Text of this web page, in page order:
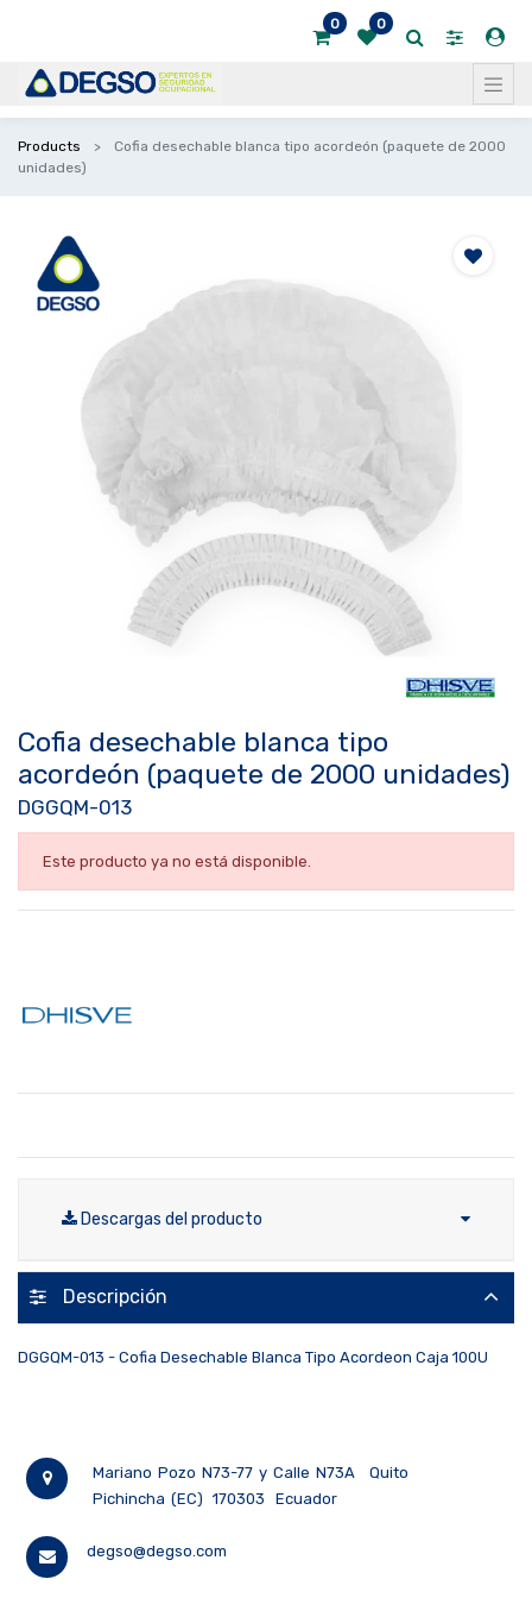
0 0
Products
Cofia desechable blanca tipo acordeón (paquete de 2000
unidades)
Cofia desechable blanca tipo
acordeón (paquete de 2000 unidades)
DGGQM-013
Este producto ya no está disponible.
Descargas del producto
Descripción
DGGQM-013 - Cofia Desechable Blanca Tipo Acordeon Caja 100U
Mariano Pozo N73-77 y Calle N73A
Quito
Pichincha (EC)
170303 Ecuador
degso@degso.com